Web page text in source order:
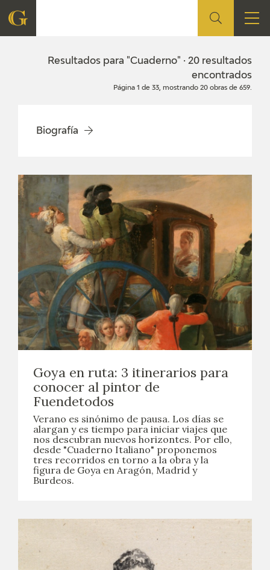
FUNDACIÓN
SEDE
CONTACTO
PROGRAMACIÓN
EXPOSICIONES
ACTIVIDADES
ACTUALIDAD
SALA DE PRENSA
BLOG CUADERNO ITALIANO
FRANCISCO DE GOYA
BIOGRAFÍA
Resultados para "Cuaderno" · 20 resultados
encontrados
Página 1 de 33, mostrando 20 obras de 659.
Biografía
Goya en ruta: 3 itinerarios para
conocer al pintor de
Fuendetodos
Verano es sinónimo de pausa. Los días se
alargan y es tiempo para iniciar viajes que
nos descubran nuevos horizontes. Por ello,
desde "Cuaderno Italiano" proponemos
tres recorridos en torno a la obra y la
figura de Goya en Aragón, Madrid y
Burdeos.